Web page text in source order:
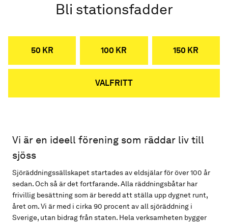
Bli stationsfadder
50 KR 100 KR 150 KR
VALFRITT
Vi är en ideell förening som räddar liv till
sjöss
Sjöräddningssällskapet startades av eldsjälar för över 100 år
sedan. Och så är det fortfarande. Alla räddningsbåtar har
frivillig besättning som är beredd att ställa upp dygnet runt,
året om. Vi är med i cirka 90 procent av all sjöräddning i
Sverige, utan bidrag från staten. Hela verksamheten bygger